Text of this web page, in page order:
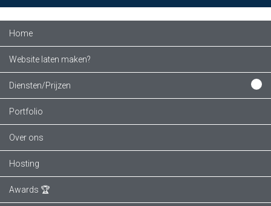
Home
Website laten maken?
Diensten/Prijzen
Portfolio
Over ons
Hosting
Awards 🏆